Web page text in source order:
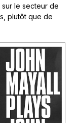
le secteur de
plutôt que de